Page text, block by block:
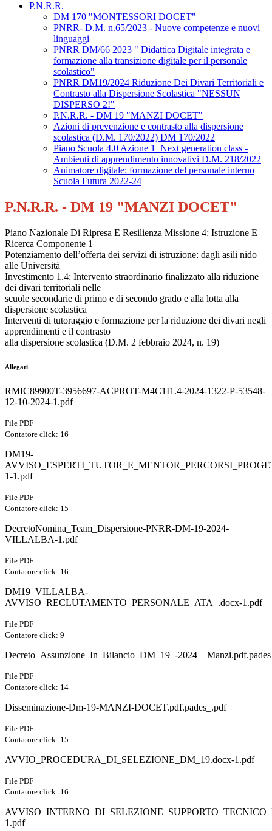
P.N.R.R.
DM 170 "MONTESSORI DOCET"
PNRR- D.M. n.65/2023 - Nuove competenze e nuovi
linguaggi
PNRR DM/66 2023 " Didattica Digitale integrata e
formazione alla transizione digitale per il personale
scolastico"
PNRR DM19/2024 Riduzione Dei Divari Territoriali e
Contrasto alla Dispersione Scolastica "NESSUN
DISPERSO 2!"
P.N.R.R. - DM 19 "MANZI DOCET"
Azioni di prevenzione e contrasto alla dispersione
scolastica (D.M. 170/2022) DM 170/2022
Piano Scuola 4.0 Azione 1_Next generation class -
Ambienti di apprendimento innovativi D.M. 218/2022
Animatore digitale: formazione del personale interno
Scuola Futura 2022-24
P.N.R.R. - DM 19 "MANZI DOCET"
Piano Nazionale Di Ripresa E Resilienza Missione 4: Istruzione E
Ricerca Componente 1 –
Potenziamento dell’offerta dei servizi di istruzione: dagli asili nido
alle Università
Investimento 1.4: Intervento straordinario finalizzato alla riduzione
dei divari territoriali nelle
scuole secondarie di primo e di secondo grado e alla lotta alla
dispersione scolastica
Interventi di tutoraggio e formazione per la riduzione dei divari negli
apprendimenti e il contrasto
alla dispersione scolastica (D.M. 2 febbraio 2024, n. 19)
Allegati
RMIC89900T-3956697-ACPROT-M4C1I1.4-2024-1322-P-53548-
12-10-2024-1.pdf
File PDF
Contatore click: 16
DM19-
1-1.pdf
File PDF
Contatore click: 15
DecretoNomina_Team_Dispersione-PNRR-DM-19-2024-
VILLALBA-1.pdf
File PDF
Contatore click: 16
DM19_VILLALBA-
AVVISO_RECLUTAMENTO_PERSONALE_ATA_.docx-1.pdf
File PDF
Contatore click: 9
Decreto_Assunzione_In_Bilancio_DM_19_-
File PDF
Contatore click: 14
Disseminazione-Dm-19-MANZI-DOCET.pdf.pades_.pdf
File PDF
Contatore click: 15
AVVIO_PROCEDURA_DI_SELEZIONE_DM_19.docx-1.pdf
File PDF
Contatore click: 16
1.pdf